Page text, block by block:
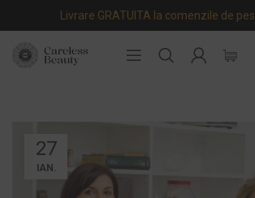
Livrare GRATUITA la comenzile de
27
IAN.